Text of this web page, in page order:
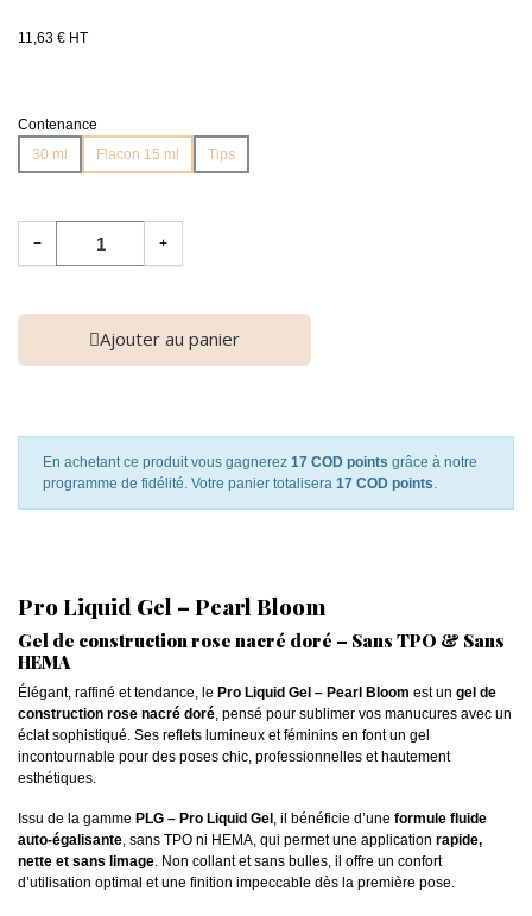
11,63 € HT
Contenance
30 ml
Flacon 15 ml Tips
− +
Ajouter au panier
En achetant ce produit vous gagnerez 17 COD points grâce à notre
programme de fidélité. Votre panier totalisera 17 COD points.
Pro Liquid Gel – Pearl Bloom
Gel de construction rose nacré doré – Sans TPO & Sans
HEMA
Élégant, raffiné et tendance, le Pro Liquid Gel – Pearl Bloom est un gel de
construction rose nacré doré, pensé pour sublimer vos manucures avec un
éclat sophistiqué. Ses reflets lumineux et féminins en font un gel
incontournable pour des poses chic, professionnelles et hautement
esthétiques.
Issu de la gamme PLG – Pro Liquid Gel , il bénéficie d’une formule fluide
auto-égalisante, sans TPO ni HEMA, qui permet une application rapide,
nette et sans limage. Non collant et sans bulles, il offre un confort
d’utilisation optimal et une finition impeccable dès la première pose.